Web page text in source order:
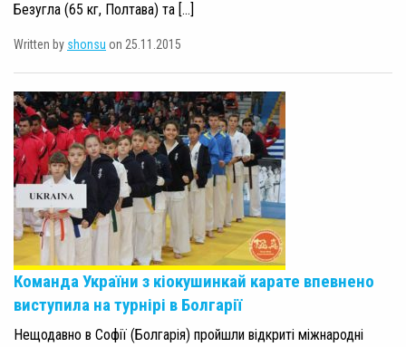
Безугла (65 кг, Полтава) та […]
Written by shonsu on 25.11.2015
Команда України з кіокушинкай карате впевнено
виступила на турнірі в Болгарії
Нещодавно в Софії (Болгарія) пройшли відкриті міжнародні